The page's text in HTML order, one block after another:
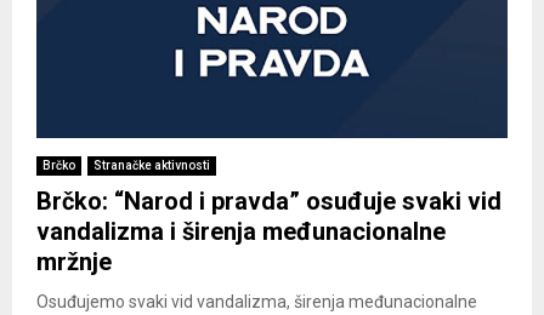
Brčko Stranačke aktivnosti
Brčko: “Narod i pravda” osuđuje svaki vid
vandalizma i širenja međunacionalne
mržnje
Osuđujemo svaki vid vandalizma, širenja međunacionalne